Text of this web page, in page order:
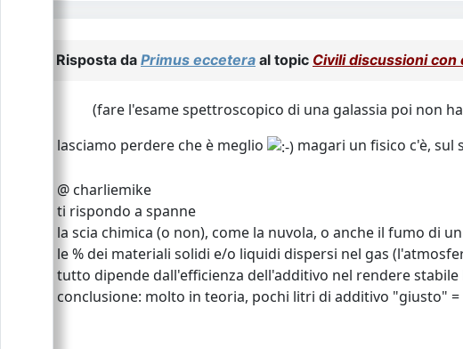
Risposta da Primus eccetera al topic Civili discussioni con
(fare l'esame spettroscopico di una galassia poi non
lasciamo perdere che è meglio
magari un fisico c'è, sul
@ charliemike
ti rispondo a spanne
la scia chimica (o non), come la nuvola, o anche il fumo di
le % dei materiali solidi e/o liquidi dispersi nel gas
tutto dipende dall'efficienza dell'additivo nel rendere
conclusione: molto in teoria, pochi litri di additivo "giusto"